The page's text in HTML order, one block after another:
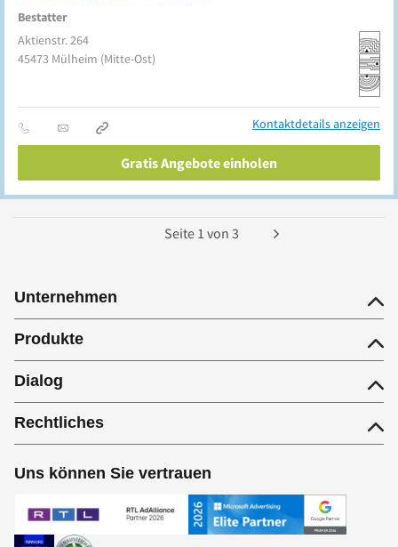
Bestatter
Aktienstr. 264
45473 Mülheim (Mitte-Ost)
Kontaktdetails anzeigen
Gratis Angebote einholen
Seite 1 von 3
Unternehmen
Produkte
Dialog
Rechtliches
Uns können Sie vertrauen